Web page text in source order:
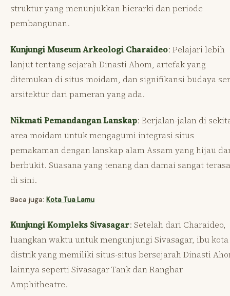
struktur yang menunjukkan hierarki dan periode
pembangunan.
Kunjungi Museum Arkeologi Charaideo: Pelajari lebih
lanjut tentang sejarah Dinasti Ahom, artefak yang
ditemukan di situs moidam, dan signifikansi budaya
arsitektur dari pameran yang ada.
Nikmati Pemandangan Lanskap: Berjalan-jalan di
area moidam untuk mengagumi integrasi situs
pemakaman dengan lanskap alam Assam yang hijau
berbukit. Suasana yang tenang dan damai sangat terasa
di sini.
Baca juga: Kota Tua Lamu
Kunjungi Kompleks Sivasagar: Setelah dari Charaideo,
luangkan waktu untuk mengunjungi Sivasagar, ibu kota
distrik yang memiliki situs-situs bersejarah Dinasti
lainnya seperti Sivasagar Tank dan Ranghar
Amphitheatre.